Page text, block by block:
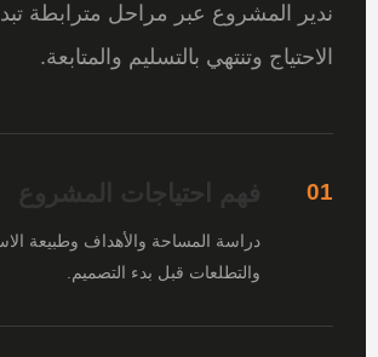
ندير المشروع عبر مراحل مترابطة
الاحتياج وتنتهي بالتسليم والمتابعة.
01 فهم احتياجات المشروع
دراسة المساحة والأهداف وطبيعة
والتطلعات قبل بدء التصميم.